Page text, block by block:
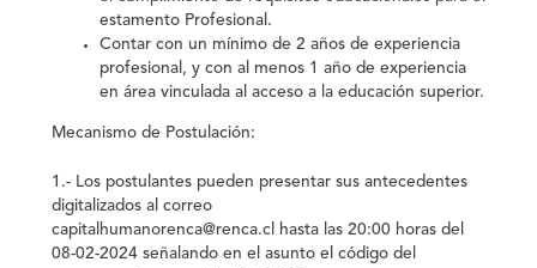
estamento Profesional.
Contar con un mínimo de 2 años de experiencia
profesional, y con al menos 1 año de experiencia
en área vinculada al acceso a la educación superior.
Mecanismo de Postulación:
1.- Los postulantes pueden presentar sus antecedentes
digitalizados al correo
capitalhumanorenca@renca.cl hasta las 20:00 horas del
08-02-2024 señalando en el asunto el código del